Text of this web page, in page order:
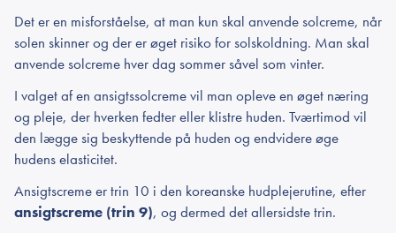
Det er en misforståelse, at man kun skal anvende solcreme, når
solen skinner og der er øget risiko for solskoldning. Man skal
anvende solcreme hver dag sommer såvel som vinter.
I valget af en ansigtssolcreme vil man opleve en øget næring
og pleje, der hverken fedter eller klistre huden. Tværtimod vil
den lægge sig beskyttende på huden og endvidere øge
hudens elasticitet.
Ansigtscreme er trin 10 i den koreanske hudplejerutine, efter
ansigtscreme (trin 9), og dermed det allersidste trin.